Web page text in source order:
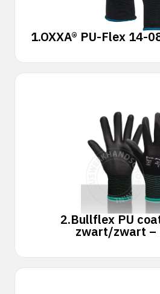
1.OXXA® PU-Flex 14-
2.Bullflex PU
zwart/zwart –